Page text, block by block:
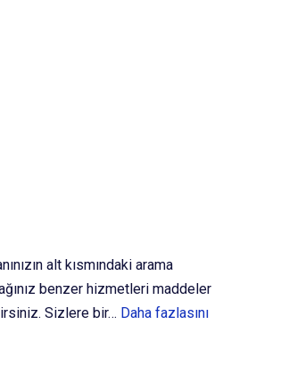
alt kısmındaki arama
benzer hizmetleri maddeler
Sizlere bir… Daha fazlasını